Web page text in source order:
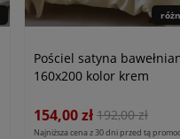
Pościel satyna
160x200 kolor krem
154,00 zł 192,00 zł
Najniższa cena z 30 dni przed tą